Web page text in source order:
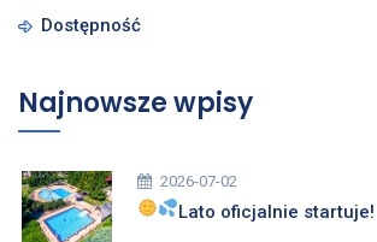
Dostępność
Najnowsze wpisy
2026-07-02
Lato oficjalnie startuje!